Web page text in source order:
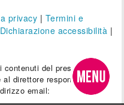
privacy | Termini e
Dichiarazione accessibilità |
contenuti del presente sito
direttore responsabile.
email: